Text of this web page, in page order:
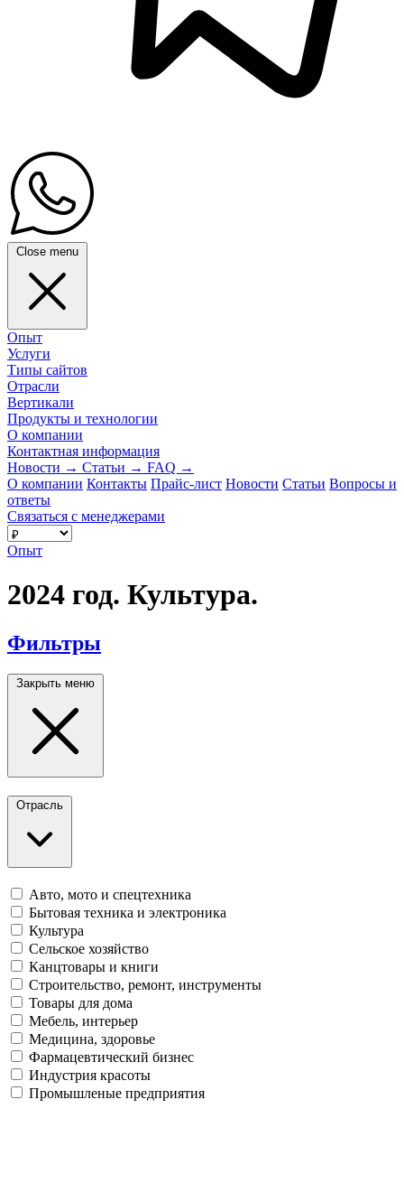
Close menu
Опыт
Услуги
Типы сайтов
Отрасли
Вертикали
Продукты и технологии
О компании
Контактная информация
Новости → Статьи → FAQ →
О компании Контакты Прайс-лист Новости Статьи Вопросы и
ответы
Связаться с менеджерами
Опыт
2024 год. Культура.
Фильтры
Закрыть меню
Отрасль
Авто, мото и спецтехника
Бытовая техника и электроника
Культура
Сельское хозяйство
Канцтовары и книги
Строительство, ремонт, инструменты
Товары для дома
Мебель, интерьер
Медицина, здоровье
Фармацевтический бизнес
Индустрия красоты
Промышленые предприятия